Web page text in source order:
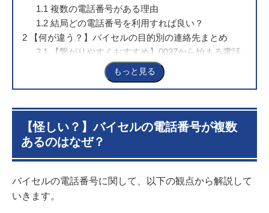
1.1 複数の電話番号がある理由
1.2結局どの電話番号を利用すれば良い？
2 【何が違う？】バイセルの目的別の連絡先まとめ
2.1
【繋がりやすくおすすめ】0037から始まる電話
公式サイト記載のフリーダイヤル｜0120-612-
2.3CMで公開中の電話番号｜0120-878787（ハナハ
ナハナ）
2.4お客様相談室の電話番号｜0120-915-164
2.6バイセルからの折り返し専用の電話番号｜0120-
160-888
もっと見る
【怪しい？】バイセルの電話番号が複数
あるのはなぜ？
バイセルの電話番号に関して、以下の観点から解説して
いきます。